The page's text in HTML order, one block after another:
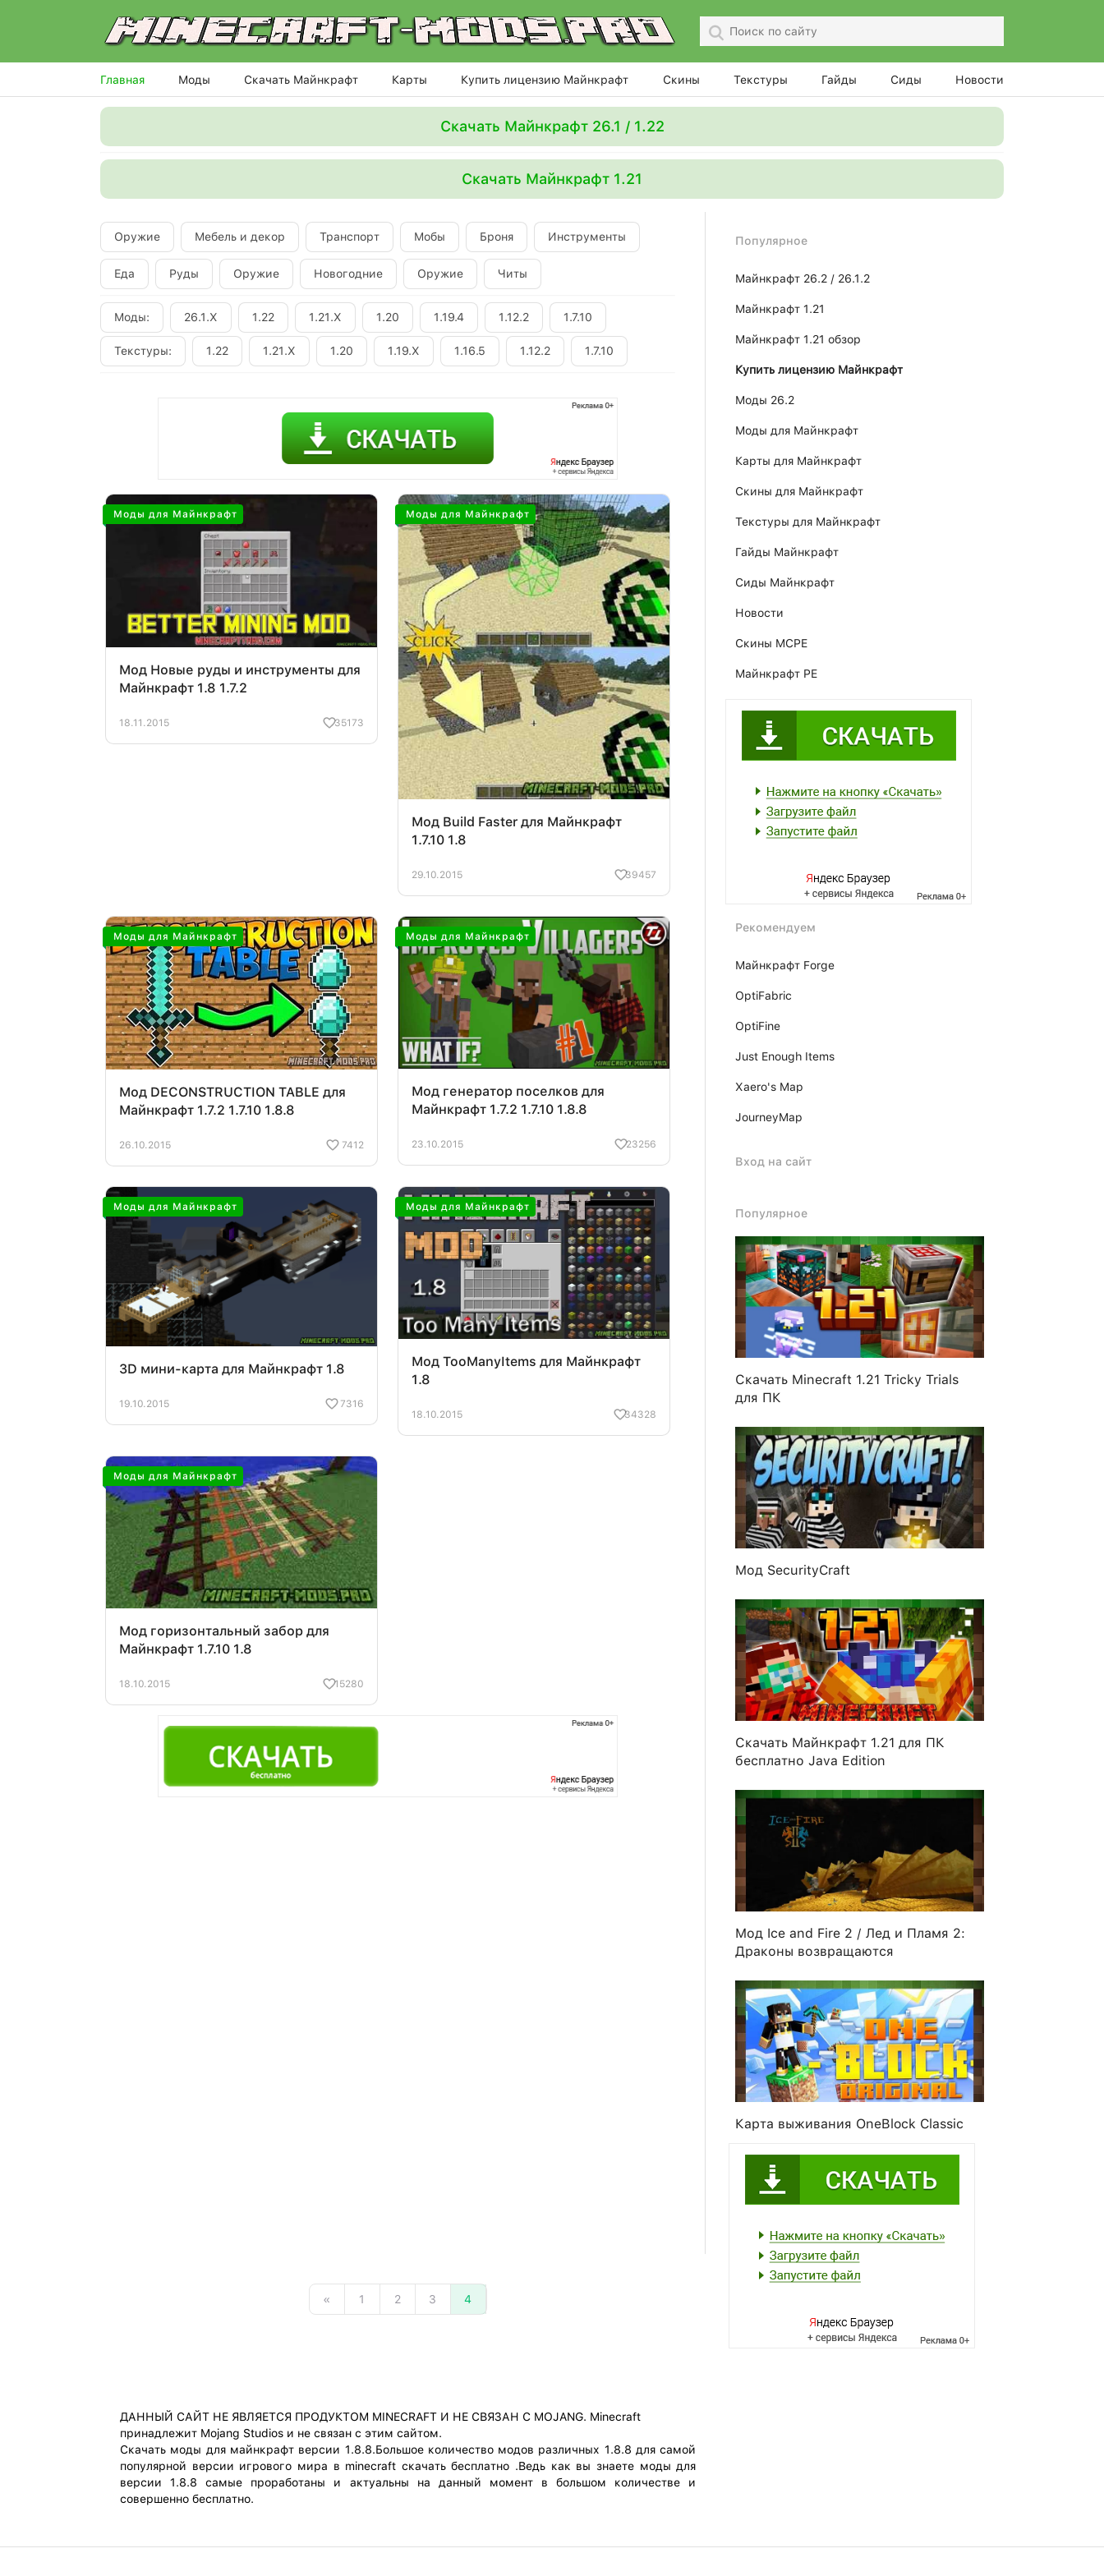
Главная Моды Скачать Майнкрафт Карты Купить лицензию Майнкрафт Скины Текстуры Гайды Сиды Новости
Скачать Майнкрафт 26.1 / 1.22
Скачать Майнкрафт 1.21
Оружие Мебель и декор Транспорт Мобы Броня Инструменты
Еда Руды Оружие Новогодние Оружие Читы
Моды: 26.1.X 1.22 1.21.X 1.20 1.19.4 1.12.2 1.7.10
Текстуры: 1.22 1.21.X 1.20 1.19.X 1.16.5 1.12.2 1.7.10
Моды для Майнкрафт
Мод Новые руды и инструменты для
Майнкрафт 1.8 1.7.2
18.11.2015 35173
Моды для Майнкрафт
Мод Build Faster для Майнкрафт
1.7.10 1.8
29.10.2015 39457
Моды для Майнкрафт
Мод DECONSTRUCTION TABLE для
Майнкрафт 1.7.2 1.7.10 1.8.8
26.10.2015 7412
Моды для Майнкрафт
Мод генератор поселков для
Майнкрафт 1.7.2 1.7.10 1.8.8
23.10.2015 23256
Моды для Майнкрафт
3D мини-карта для Майнкрафт 1.8
19.10.2015 7316
Моды для Майнкрафт
Мод TooManyItems для Майнкрафт
1.8
18.10.2015 34328
Моды для Майнкрафт
Мод горизонтальный забор для
Майнкрафт 1.7.10 1.8
18.10.2015 15280
« 1 2 3 4
Популярное
Майнкрафт 26.2 / 26.1.2
Майнкрафт 1.21
Майнкрафт 1.21 обзор
Купить лицензию Майнкрафт
Моды 26.2
Моды для Майнкрафт
Карты для Майнкрафт
Скины для Майнкрафт
Текстуры для Майнкрафт
Гайды Майнкрафт
Сиды Майнкрафт
Новости
Скины MCPE
Майнкрафт PE
Рекомендуем
Майнкрафт Forge
OptiFabric
OptiFine
Just Enough Items
Xаero's Mаp
JourneyMap
Вход на сайт
Популярное
Скачать Minecraft 1.21 Tricky Trials
для ПК
Мод SecurityCraft
Скачать Майнкрафт 1.21 для ПК
бесплатно Java Edition
Мод Ice and Fire 2 / Лед и Пламя 2:
Драконы возвращаются
Карта выживания OneBlock Classic
ДАННЫЙ САЙТ НЕ ЯВЛЯЕТСЯ ПРОДУКТОМ MINECRAFT И НЕ СВЯЗАН С MOJANG. Minecraft
принадлежит Mojang Studios и не связан с этим сайтом.
Скачать моды для майнкрафт версии 1.8.8.Большое количество модов различных 1.8.8 для самой
популярной версии игрового мира в minecraft скачать бесплатно .Ведь как вы знаете моды для
версии 1.8.8 самые проработаны и актуальны на данный момент в большом количестве и
совершенно бесплатно.